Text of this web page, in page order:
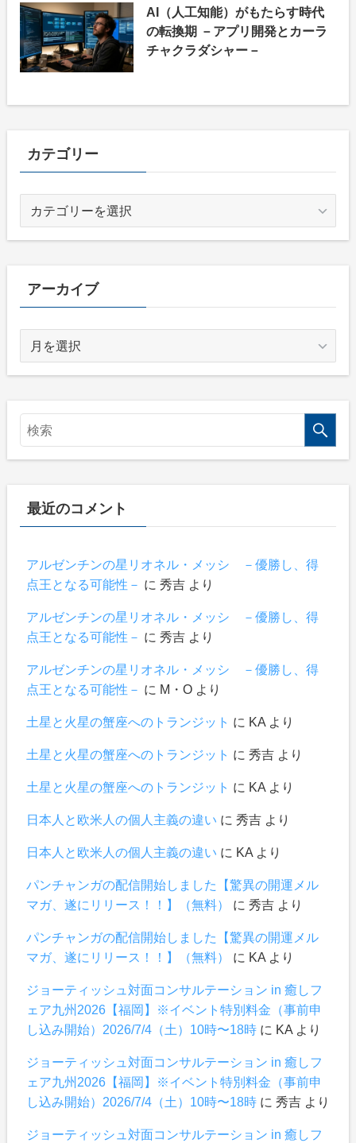
AI（人工知能）がもたらす時代
の転換期 －アプリ開発とカーラ
チャクラダシャー－
カテゴリー
ゴ
ーアーカイブ
カ
ブ
最近のコメント
アルゼンチンの星リオネル・メッシ －優勝し、得
点王となる可能性－ に 秀吉より
アルゼンチンの星リオネル・メッシ －優勝し、得
点王となる可能性－ に 秀吉より
アルゼンチンの星リオネル・メッシ －優勝し、得
点王となる可能性－ に М・Оより
土星と火星の蟹座へのトランジット に KAより
土星と火星の蟹座へのトランジット に 秀吉より
土星と火星の蟹座へのトランジット に KAより
日本人と欧米人の個人主義の違い に 秀吉より
日本人と欧米人の個人主義の違い に KAより
パンチャンガの配信開始しました【驚異の開運メル
マガ、遂にリリース！！】（無料）
に 秀吉より
パンチャンガの配信開始しました【驚異の開運メル
マガ、遂にリリース！！】（無料）
に KAより
ジョーティッシュ対面コンサルテーション in 癒しフ
ェア九州2026【福岡】※イベント特別料金（事前申
し込み開始）2026/7/4（土）10時〜18時に KAより
ジョーティッシュ対面コンサルテーション in 癒しフ
ェア九州2026【福岡】※イベント特別料金（事前申
し込み開始）2026/7/4（土）10時〜18時に 秀吉より
ジョーティッシュ対面コンサルテーション in 癒しフ